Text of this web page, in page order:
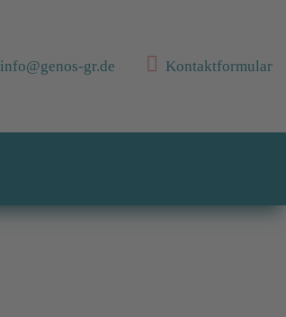
info@genos-gr.de Kontaktformular